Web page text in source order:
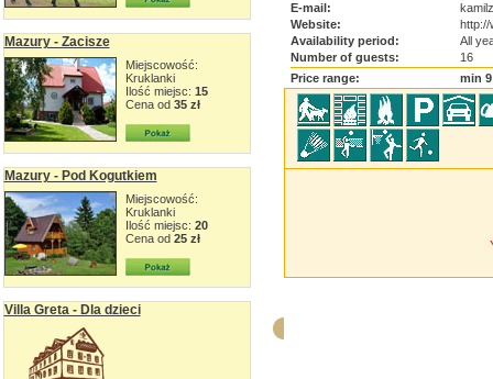
Mazury - Zacisze
Miejscowość:
Kruklanki
Ilość miejsc: 15
Cena od 35 zł
Mazury - Pod Kogutkiem
Miejscowość:
Kruklanki
Ilość miejsc: 20
Cena od 25 zł
Villa Greta - Dla dzieci
E-mail:
Website:
http://
Availability period:
All
Number of guests:
16
Price range:
min 9